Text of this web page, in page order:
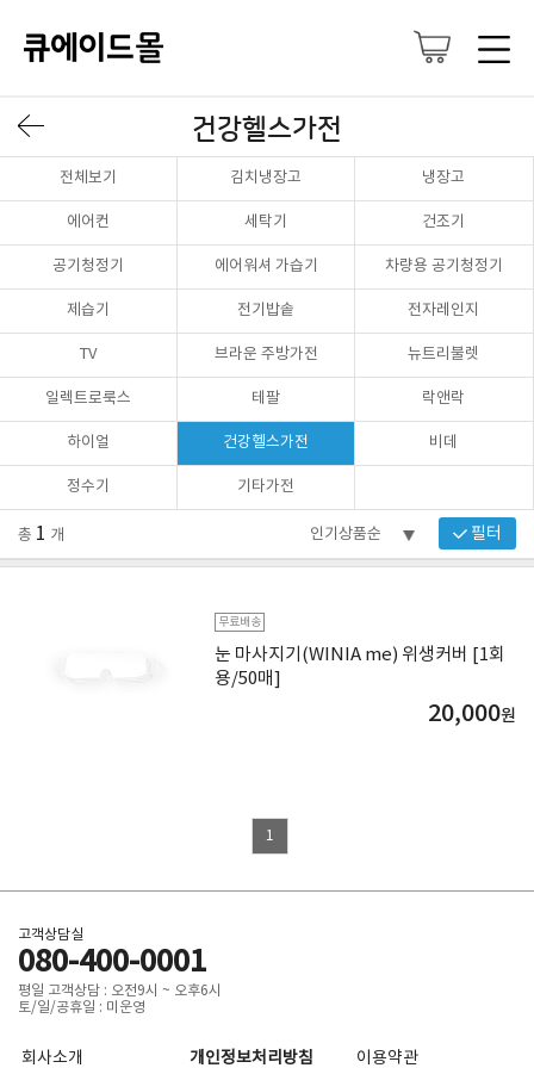
건강헬스가전
전체보기 김치냉장고 냉장고
에어컨 세탁기 건조기
공기청정기 에어워셔 가습기 차량용 공기청정기
제습기 전기밥솥 전자레인지
TV 브라운 주방가전 뉴트리불렛
일렉트로룩스 테팔 락앤락
하이얼 건강헬스가전 비데
정수기 기타가전
총 1 개 필터
무료배송
눈 마사지기(WINIA me) 위생커버 [1회
용/50매]
20,000원
1
고객상담실
080-400-0001
평일 고객상담 : 오전9시 ~ 오후6시
토/일/공휴일 : 미운영
회사소개 개인정보처리방침 이용약관